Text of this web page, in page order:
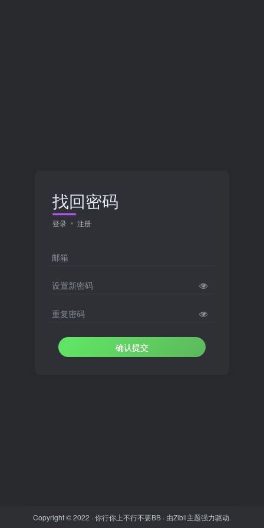
找回密码
登录 注册
邮箱
设置新密码
重复密码
确认提交
Copyright © 2022 ·你行你上不行不要BB · 由Zibll主题强力驱动.